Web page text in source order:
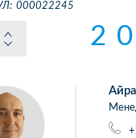
000022245
2